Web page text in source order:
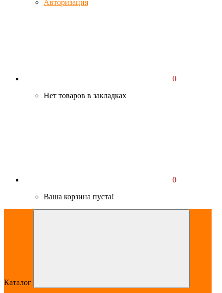
Авторизация
0
Нет товаров в закладках
0
Ваша корзина пуста!
Каталог